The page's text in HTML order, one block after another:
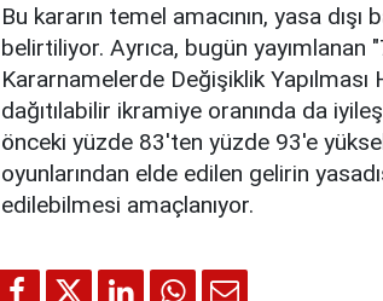
Bu kararın temel amacının, yasa
belirtiliyor. Ayrıca, bugün yayımlanan
Kararnamelerde Değişiklik Yapılması
dağıtılabilir ikramiye oranında da
önceki yüzde 83'ten yüzde 93'e
oyunlarından elde edilen gelirin
edilebilmesi amaçlanıyor.